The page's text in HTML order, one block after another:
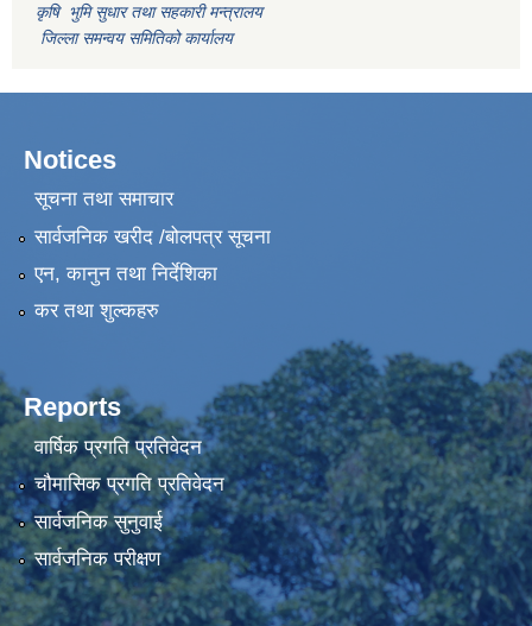
कृषि भुमि सुधार तथा सहकारी मन्त्रालय
जिल्ला समन्वय समितिको कार्यालय
Notices
सूचना तथा समाचार
सार्वजनिक खरीद /बोलपत्र सूचना
एन, कानुन तथा निर्देशिका
कर तथा शुल्कहरु
Reports
वार्षिक प्रगति प्रतिवेदन
चौमासिक प्रगति प्रतिवेदन
सार्वजनिक सुनुवाई
सार्वजनिक परीक्षण